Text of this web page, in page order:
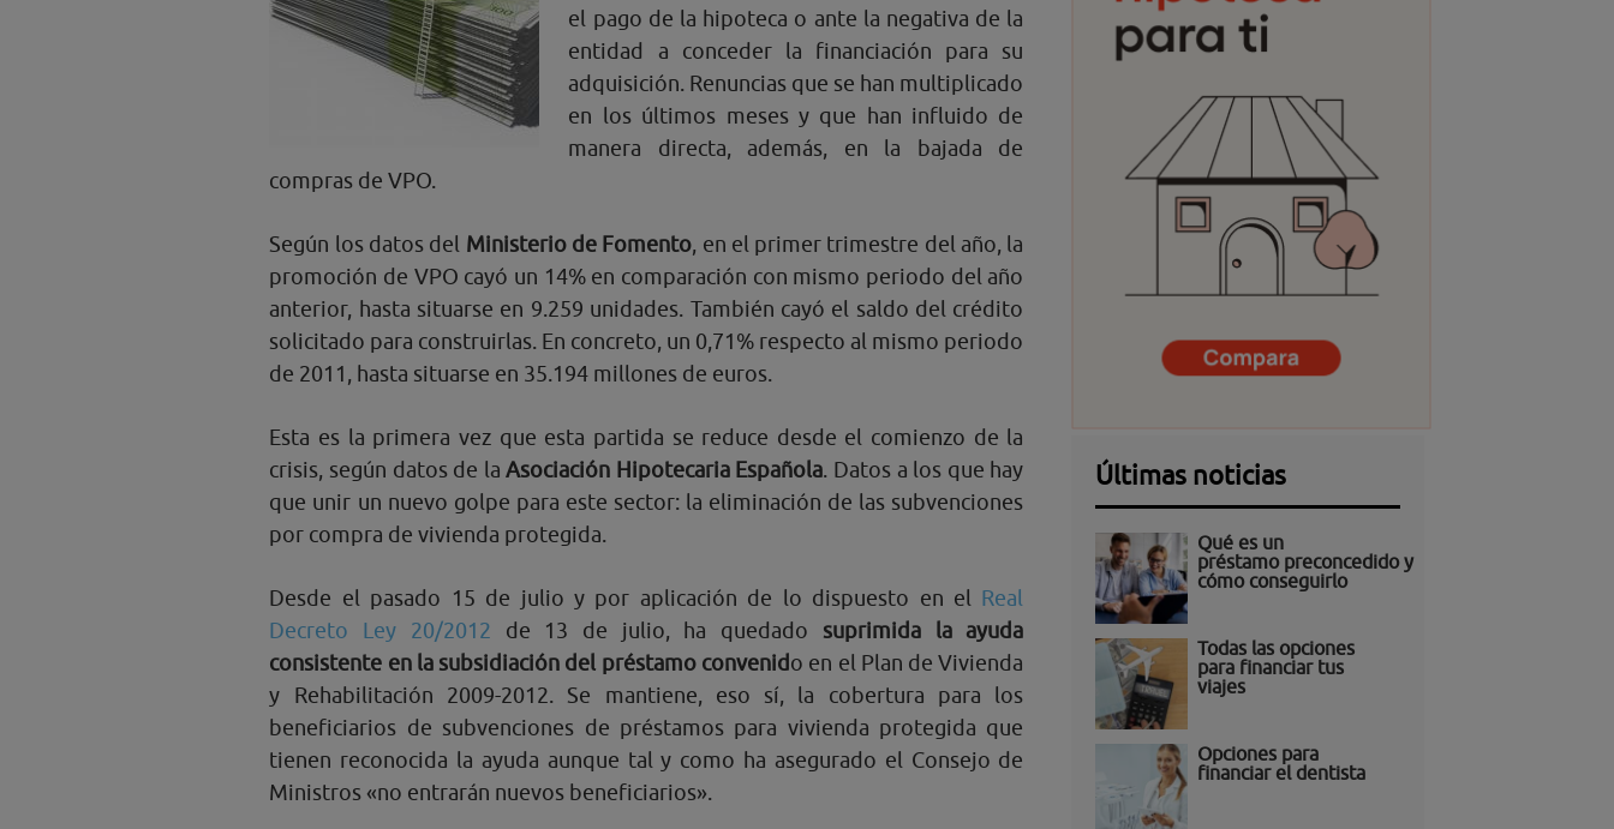
el pago de la hipoteca o ante la negativa de la
entidad a conceder la financiación para su
adquisición. Renuncias que se han multiplicado
en los últimos meses y que han influido de
manera directa, además, en la bajada de
compras de VPO.
Según los datos del Ministerio de Fomento, en el primer trimestre del año, la
promoción de VPO cayó un 14% en comparación con mismo periodo del año
anterior, hasta situarse en 9.259 unidades. También cayó el saldo del crédito
solicitado para construirlas. En concreto, un 0,71% respecto al mismo periodo
de 2011, hasta situarse en 35.194 millones de euros.
Esta es la primera vez que esta partida se reduce desde el comienzo de la
crisis, según datos de laAsociación Hipotecaria Española. Datos a los que hay
que unir un nuevo golpe para este sector: la eliminación de las subvenciones
por compra de vivienda protegida.
Desde el pasado 15 de julio y por aplicación de lo dispuesto en el Real
Decreto Ley 20/2012 de 13 de julio, ha quedado suprimida la ayuda
consistente en la subsidiación del préstamo convenido en el Plan de Vivienda
y Rehabilitación 2009-2012. Se mantiene, eso sí, la cobertura para los
beneficiarios de subvenciones de préstamos para vivienda protegida que
tienen reconocida la ayuda aunque tal y como ha asegurado el Consejo de
Ministros «no entrarán nuevos beneficiarios».
Últimas noticias
Qué es un
préstamo preconcedido y
cómo conseguirlo
Todas las opciones
para financiar tus
viajes
Opciones para
financiar el dentista